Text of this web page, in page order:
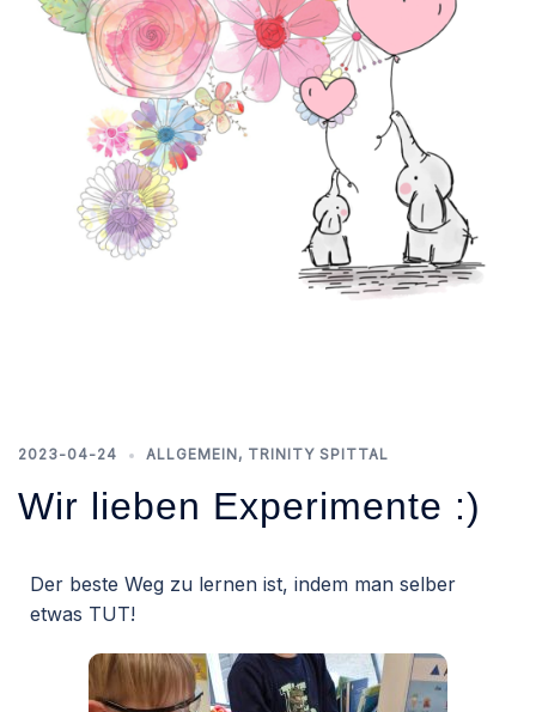
2023-04-24 ALLGEMEIN, TRINITY SPITTAL
Wir lieben Experimente :)
Der beste Weg zu lernen ist, indem man selber
etwas TUT!